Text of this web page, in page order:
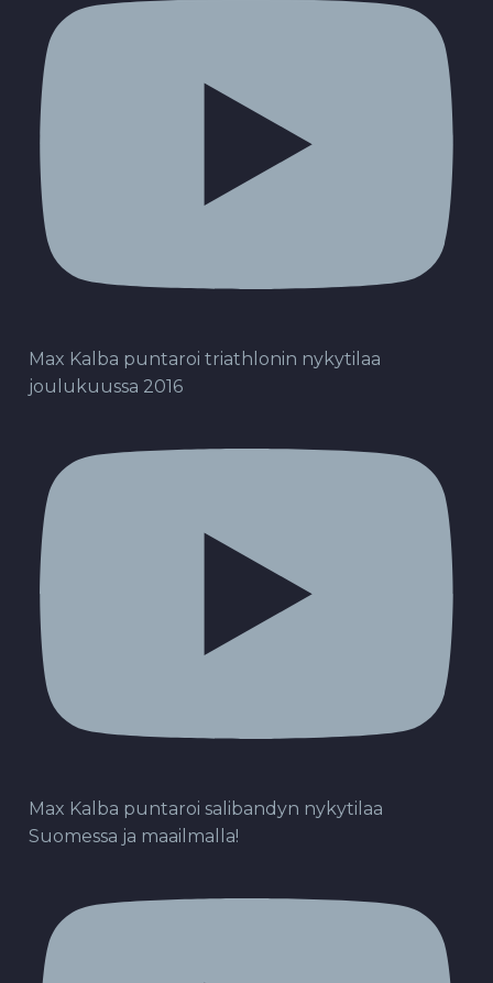
Max Kalba puntaroi triathlonin nykytilaa
joulukuussa 2016
Max Kalba puntaroi salibandyn nykytilaa
Suomessa ja maailmalla!